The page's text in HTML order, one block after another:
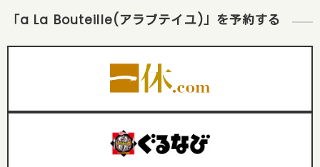
「a La Bouteille(アラブテイユ)」を予約する